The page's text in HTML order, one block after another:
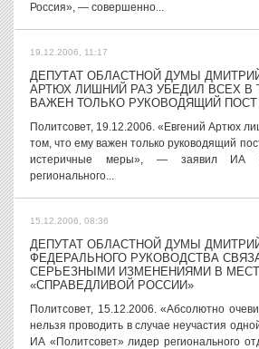
Россия», — совершенно...
19.12.2006, 11:17
ДЕПУТАТ ОБЛАСТНОЙ ДУМЫ
АРТЮХ ЛИШНИЙ РАЗ УБЕДИЛ ВСЕХ В
ВАЖЕН ТОЛЬКО РУКОВОДЯЩИЙ ПОСТ
Политсовет, 19.12.2006. «Евгений Артюх
том, что ему важен только руководящий
истеричные меры», — заявил ИА
регионального...
15.12.2006, 08:36
ДЕПУТАТ ОБЛАСТНОЙ ДУМЫ
ФЕДЕРАЛЬНОГО РУКОВОДСТВА
СЕРЬЕЗНЫМИ ИЗМЕНЕНИЯМИ В
«СПРАВЕДЛИВОЙ РОССИИ»
Политсовет, 15.12.2006. «Абсолютно
нельзя проводить в случае неучастия
ИА «Политсовет» лидер регионального